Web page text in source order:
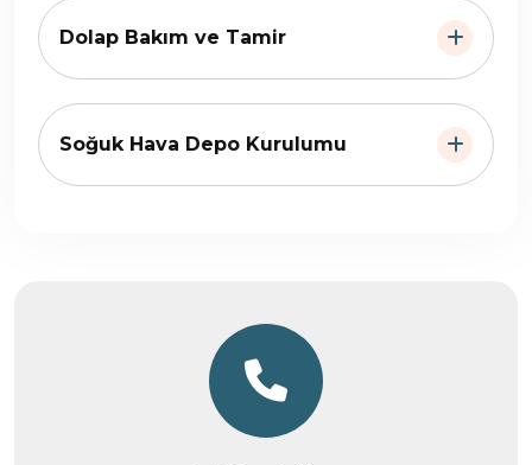
Dolap Bakım ve Tamir
Soğuk Hava Depo Kurulumu